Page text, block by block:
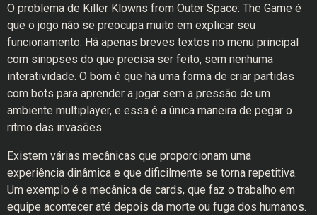
O problema de Killer Klowns from Outer Space: The Game é
que o jogo não se preocupa muito em explicar seu
funcionamento. Há apenas breves textos no menu principal
com sinopses do que precisa ser feito, sem nenhuma
interatividade. O bom é que há uma forma de criar partidas
com bots para aprender a jogar sem a pressão de um
ambiente multiplayer, e essa é a única maneira de pegar o
ritmo das invasões.
Existem várias mecânicas que proporcionam uma
experiência dinâmica e que dificilmente se torna repetitiva.
Um exemplo é a mecânica de cards, que faz o trabalho em
equipe acontecer até depois da morte ou fuga dos humanos.